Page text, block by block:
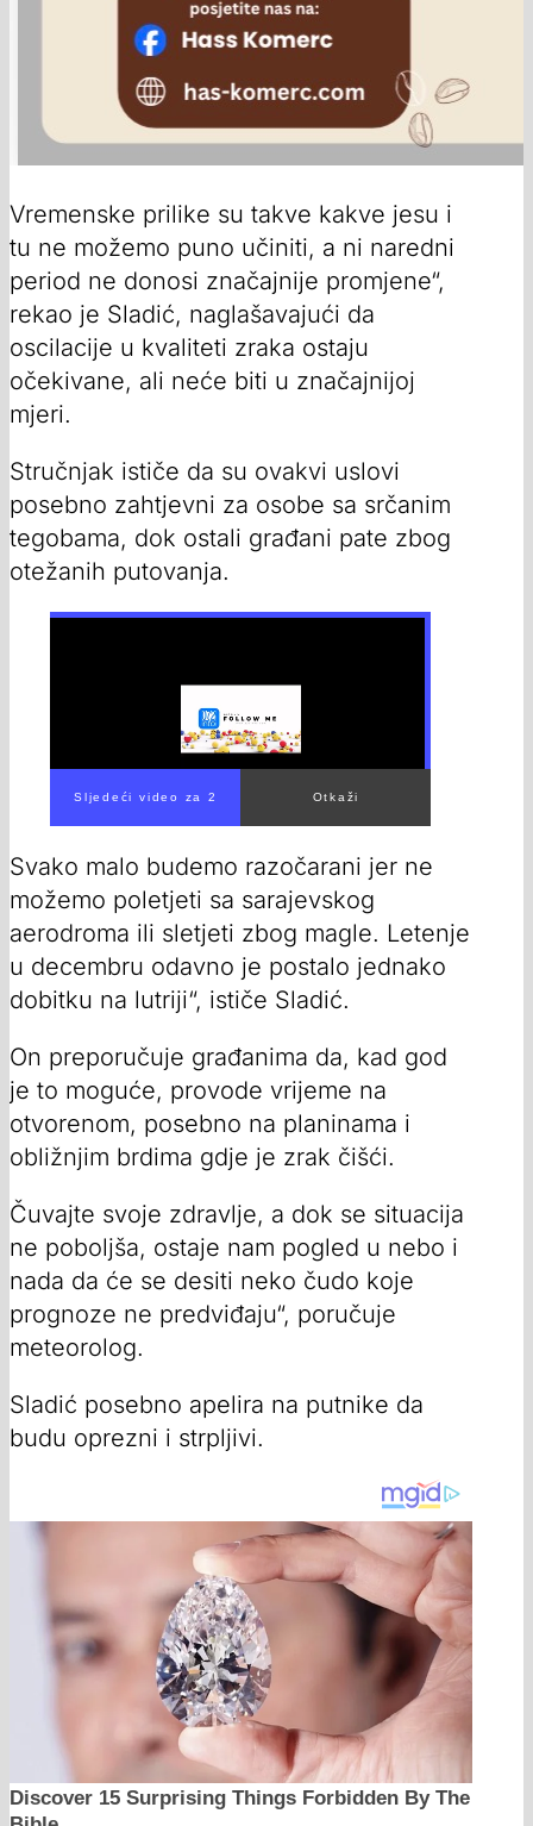
Vremenske prilike su takve kakve jesu i
tu ne možemo puno učiniti, a ni naredni
period ne donosi značajnije promjene“,
rekao je Sladić, naglašavajući da
oscilacije u kvaliteti zraka ostaju
očekivane, ali neće biti u značajnijoj
mjeri.
Stručnjak ističe da su ovakvi uslovi
posebno zahtjevni za osobe sa srčanim
tegobama, dok ostali građani pate zbog
otežanih putovanja.
Svako malo budemo razočarani jer ne
možemo poletjeti sa sarajevskog
aerodroma ili sletjeti zbog magle. Letenje
u decembru odavno je postalo jednako
dobitku na lutriji“, ističe Sladić.
On preporučuje građanima da, kad god
je to moguće, provode vrijeme na
otvorenom, posebno na planinama i
obližnjim brdima gdje je zrak čišći.
Čuvajte svoje zdravlje, a dok se situacija
ne poboljša, ostaje nam pogled u nebo i
nada da će se desiti neko čudo koje
prognoze ne predviđaju“, poručuje
meteorolog.
Sladić posebno apelira na putnike da
budu oprezni i strpljivi.